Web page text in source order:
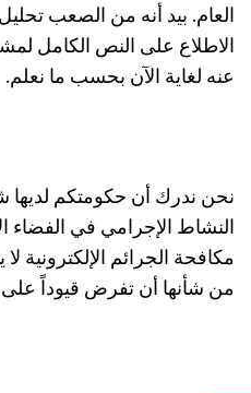
العام. بيد أنه من الصعب
الاطلاع على النص الكامل
عنه لغاية الآن بحسب ما نعلم.
نحن ندرك أن حكومتكم
النشاط الإجرامي في الفضاء
مكافحة الجرائم
من شأنها أن تفرض قيوداً على